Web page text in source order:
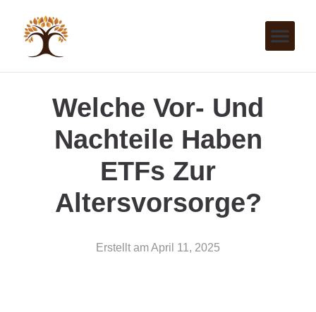
Welche Vor- Und
Nachteile Haben
ETFs Zur
Altersvorsorge?
Erstellt amApril 11, 2025